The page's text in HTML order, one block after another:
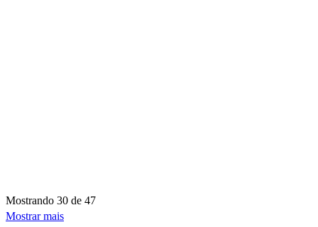
Mostrando 30 de 47
Mostrar mais